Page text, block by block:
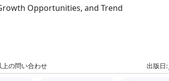
Opportunities, and Trend
の問い合わせ 出版日: